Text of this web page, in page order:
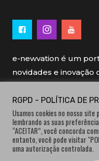
e-newvation é um
novidades e inovação
e-newvation tem o
Ano”, o prémio de
consumidores.
RGPD - POLÍTICA DE
Usamos cookies no nosso
lembrando as suas
“ACEITAR”, você concorda
entanto, você pode visitar
uma autorização controlada.